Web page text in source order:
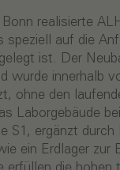
realisierte
speziell auf die
ist. Der
wurde innerhalb
ohne den
Laborgebäude
S1, ergänzt durch
ein Erdlager zur